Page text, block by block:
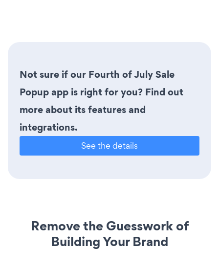
Not sure if our Fourth of July Sale
Popup app is right for you? Find out
more about its features and
integrations.
See the details
Remove the Guesswork of
Building Your Brand